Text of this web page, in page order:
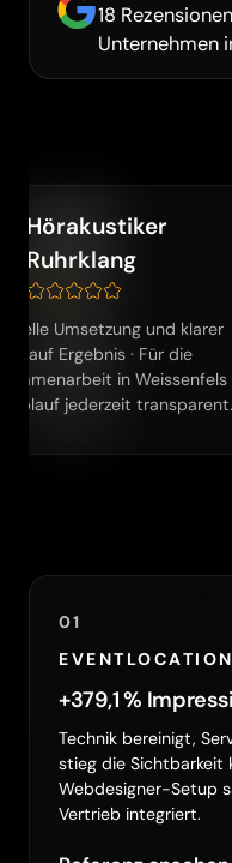
18
Unternehmen
und klarer
· Für die
in Weissenfels war
transparent."
01
EVENTLOCATION
+379,1 %
Technik bereinigt,
stieg die Sichtbarkeit
Webdesigner-Setup
Vertrieb integriert.